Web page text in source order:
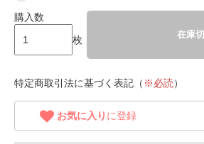
購入数
枚
在庫
特定商取引法に基づく表記（ ※必読）
お気に入り に登録